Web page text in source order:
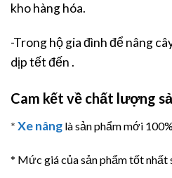
kho hàng hóa.
-Trong hộ gia đình để nâng
dịp tết đến .
Cam kết về chất lượng
* Xe nâng là sản phẩm mới 100%
* Mức giá của sản phẩm tốt